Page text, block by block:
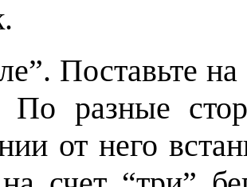
Поставьте
По разные
от него